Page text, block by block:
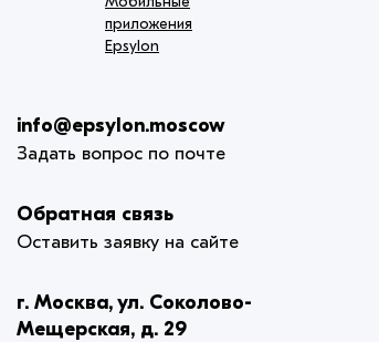
приложения
Epsylon
info@epsylon.moscow
Задать вопрос по почте
Обратная связь
Оставить заявку на сайте
г. Москва, ул. Соколово-
Мещерская, д. 29